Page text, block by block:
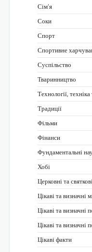
Сім’я
Соки
Спорт
Спортивне
Суспільство
Тваринництво
Технології,
Традиції
Фільми
Фінанси
Фундаментальні
Хобі
Церковні та
Цікаві та визначні
Цікаві та визначні
Цікаві та визначні
Цікаві факти